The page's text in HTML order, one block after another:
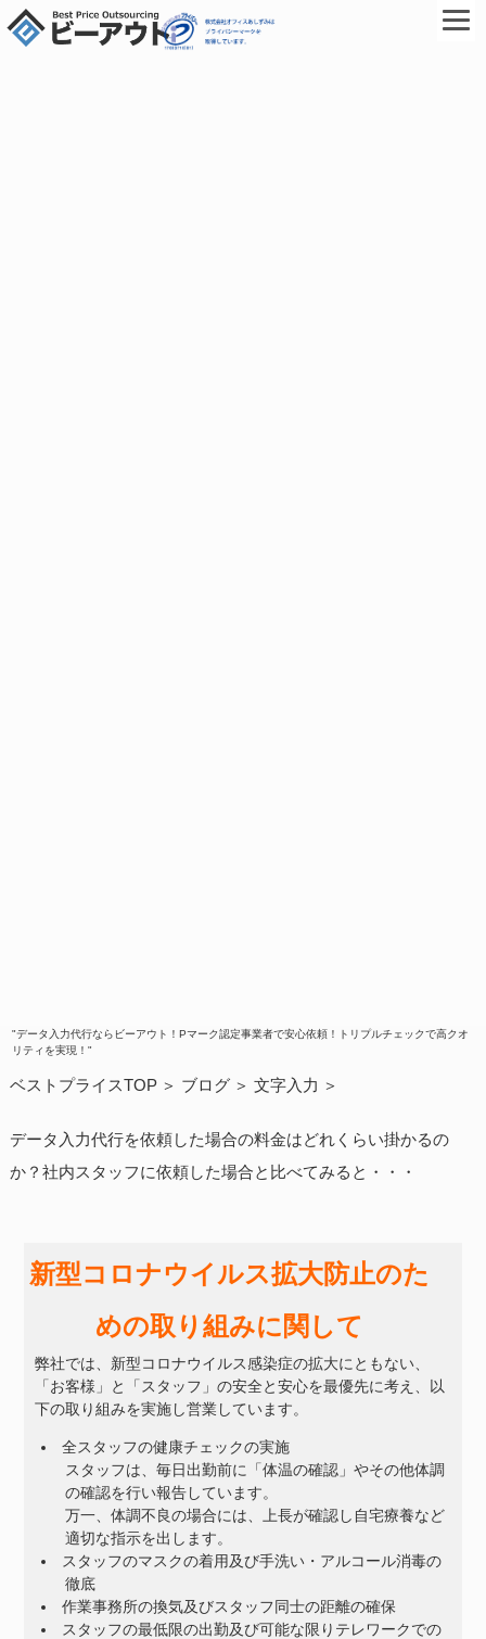
"データ入力代行ならビーアウト！Pマーク認定事業者で安心依頼！トリプルチェックで高クオ
リティを実現！"
ベストプライスTOP ブログ 文字入力
データ入力代行を依頼した場合の料金はどれくらい掛かるの
か？社内スタッフに依頼した場合と比べてみると・・・
新型コロナウイルス拡大防止のた
めの取り組みに関して
弊社では、新型コロナウイルス感染症の拡大にともない、
「お客様」と「スタッフ」の安全と安心を最優先に考え、以
下の取り組みを実施し営業しています。
全スタッフの健康チェックの実施
スタッフは、毎日出勤前に「体温の確認」やその他体調
の確認を行い報告しています。
万一、体調不良の場合には、上長が確認し自宅療養など
適切な指示を出します。
スタッフのマスクの着用及び手洗い・アルコール消毒の
徹底
作業事務所の換気及びスタッフ同士の距離の確保
スタッフの最低限の出勤及び可能な限りテレワークでの